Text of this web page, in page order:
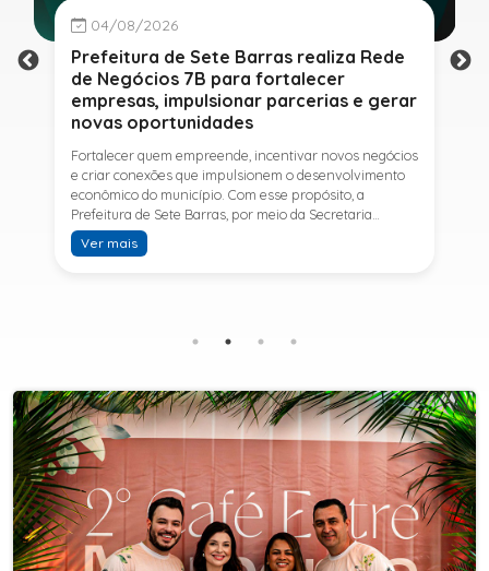
04/08/2026
Prefeitura de Sete Barras realiza Rede
de Negócios 7B para fortalecer
empresas, impulsionar parcerias e gerar
novas oportunidades
Fortalecer quem empreende, incentivar novos negócios
e criar conexões que impulsionem o desenvolvimento
econômico do município. Com esse propósito, a
Prefeitura de Sete Barras, por meio da Secretaria
Municipal de Turismo e Desenvolvimento Econômico,
promove na próxima terça-feira (11) a Rede de Negócios
telecomunicações e fundador da empresa Seu
Consultor, que compartilhará estratégias para
aumentar resultados, fortalecer relacionamentos
comerciais e ampliar as oportunidades de
negócios.Para a Secretária Municipal de Turismo e
Desenvolvimento Econômico, Edna Carvalho, a Rede de
Negócios 7B representa mais uma iniciativa da gestão
do Prefeito Ítalo Costa para fortalecer o
empreendedorismo e incentivar o crescimento das
Ver mais